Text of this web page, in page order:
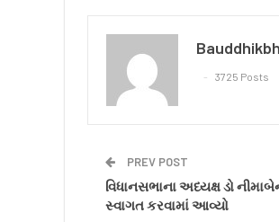
3725 Posts
PREV POST
વિધાનસભાના અધ્યક્ષ ડો
સ્વાગત કરવામાં આવ્યો